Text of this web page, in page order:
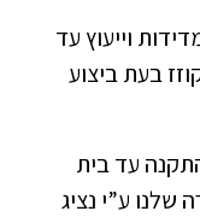
וייעוץ עד
עלות זו תקוזז בעת ביצוע
עד בית
שלנו ע”י נציג